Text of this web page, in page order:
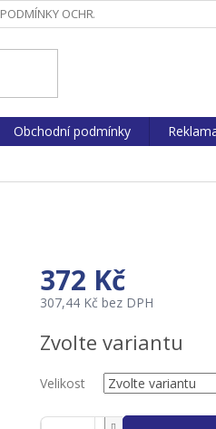
PODMÍNKY OCHRANY OS. ÚDAJŮ
Obchodní podmínky
372 Kč
307,44 Kč bez DPH
cena:
Zvolte variantu
Velikost